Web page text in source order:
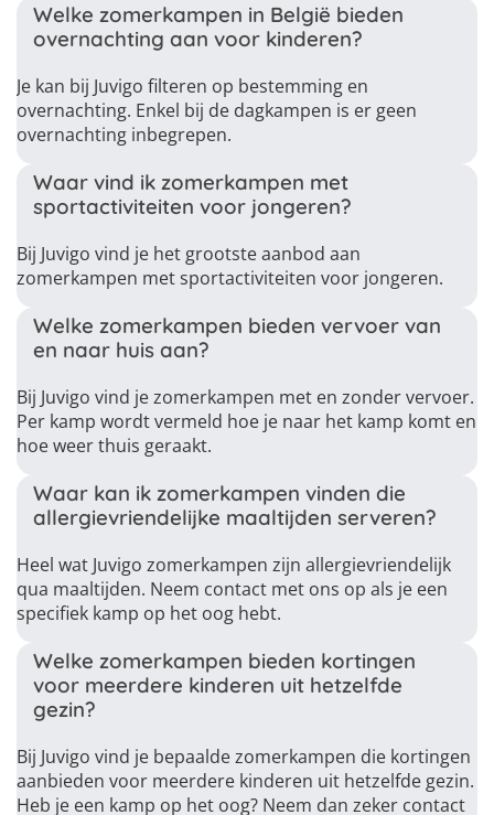
Welke zomerkampen in België bieden
overnachting aan voor kinderen?
Je kan bij Juvigo filteren op bestemming en
overnachting. Enkel bij de dagkampen is er geen
overnachting inbegrepen.
Waar vind ik zomerkampen met
sportactiviteiten voor jongeren?
Bij Juvigo vind je het grootste aanbod aan
zomerkampen met sportactiviteiten voor jongeren.
Welke zomerkampen bieden vervoer van
en naar huis aan?
Bij Juvigo vind je zomerkampen met en zonder vervoer.
Per kamp wordt vermeld hoe je naar het kamp komt en
hoe weer thuis geraakt.
Waar kan ik zomerkampen vinden die
allergievriendelijke maaltijden serveren?
Heel wat Juvigo zomerkampen zijn allergievriendelijk
qua maaltijden. Neem contact met ons op als je een
specifiek kamp op het oog hebt.
Welke zomerkampen bieden kortingen
voor meerdere kinderen uit hetzelfde
gezin?
Bij Juvigo vind je bepaalde zomerkampen die kortingen
aanbieden voor meerdere kinderen uit hetzelfde gezin.
Heb je een kamp op het oog? Neem dan zeker contact